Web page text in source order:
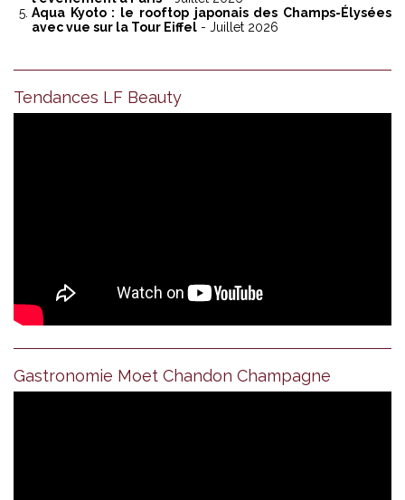
Aqua Kyoto : le rooftop japonais des Champs-Élysées
avec vue sur la Tour Eiffel - Juillet 2026
Tendances LF Beauty
Gastronomie Moet Chandon Champagne